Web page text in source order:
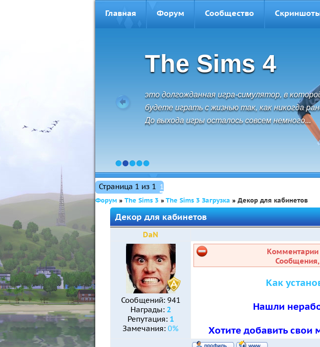
Главная Форум Сообщество
The Sims 3
The Sims 3 - это свобода перемещений,
безграничные возможности и невероятные
открытия. Создавайте персонажей и
1 2 3 4 5
Страница 1 из 1 1
Форум » The Sims 3 »The Sims 3 Загрузка » Декор для кабинетов
Декор для кабинетов
DaN
Сообщений: 941
Награды: 2
Репутация: 1
Замечания: 0%
Комментарии
Как
Нашли
Хотите добавить свои